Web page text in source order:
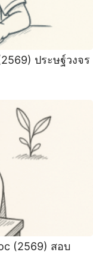
ประษฐ์วงจร
(2569) สอบ